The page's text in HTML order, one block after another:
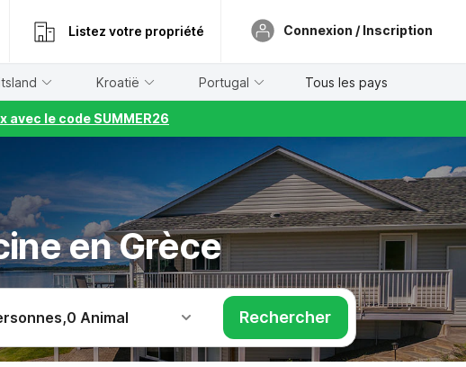
Listez votre propriété Connexion / Inscription
Kroatië Portugal Tous les pays
le code SUMMER26
en Grèce
,0 Animal Rechercher